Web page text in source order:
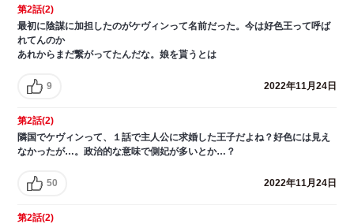
第2話(2)
最初に陰謀に加担したのがケヴィンって名前だった。今は好色王って呼ば
れてんのか
あれからまだ繋がってたんだな。娘を貰うとは
9 2022年11月24日
第2話(2)
隣国でケヴィンって、１話で主人公に求婚した王子だよね？好色には見え
なかったが…。政治的な意味で側妃が多いとか…？
50 2022年11月24日
第2話(2)